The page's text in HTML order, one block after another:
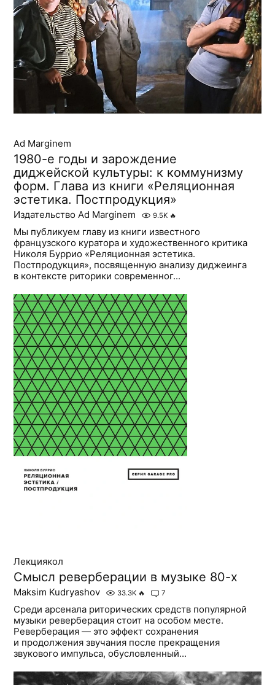
Ad Marginem
1980-е годы и зарождение
диджейской культуры: к коммунизму
форм. Глава из книги «Реляционная
эстетика. Постпродукция»
Издательство Ad Marginem 9.5K 🔥
Мы публикуем главу из книги известного
французского куратора и художественного критика
Николя Буррио «Реляционная эстетика.
Постпродукция», посвященную анализу диджеинга
в контексте риторики современног...
Лекциякол
Смысл реверберации в музыке 80-х
Maksim Kudryashov 33.3K 🔥 7
Среди арсенала риторических средств популярной
музыки реверберация стоит на особом месте.
Реверберация — это эффект сохранения
и продолжения звучания после прекращения
звукового импульса, обусловленный...